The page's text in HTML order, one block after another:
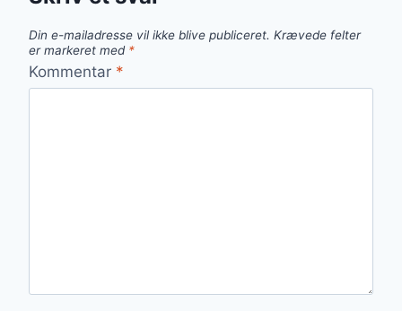
Din e-mailadresse vil ikke blive publiceret. Krævede felter
er markeret med *
Kommentar *